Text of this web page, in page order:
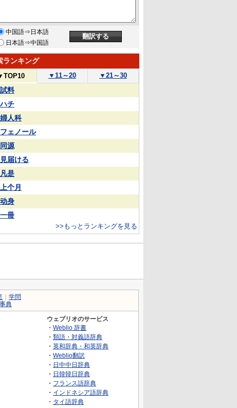
中国語⇒日本語
日本語⇒中国語
ランキング
TOP10 ▼ 11～20 ▼ 21～30
試料
ハチ
婦人科
フェノール
同源
見届ける
凡是
上个月
动身
一冊
>>もっとランキングを見る
学問
典
ウェブリオのサービス
・ Weblio 辞書
・ 類語・対義語辞典
・ 英和辞典・和英辞典
・ Weblio翻訳
・ 日中中日辞典
・ 日韓韓日辞典
・ フランス語辞典
・ インドネシア語辞典
・ タイ語辞典